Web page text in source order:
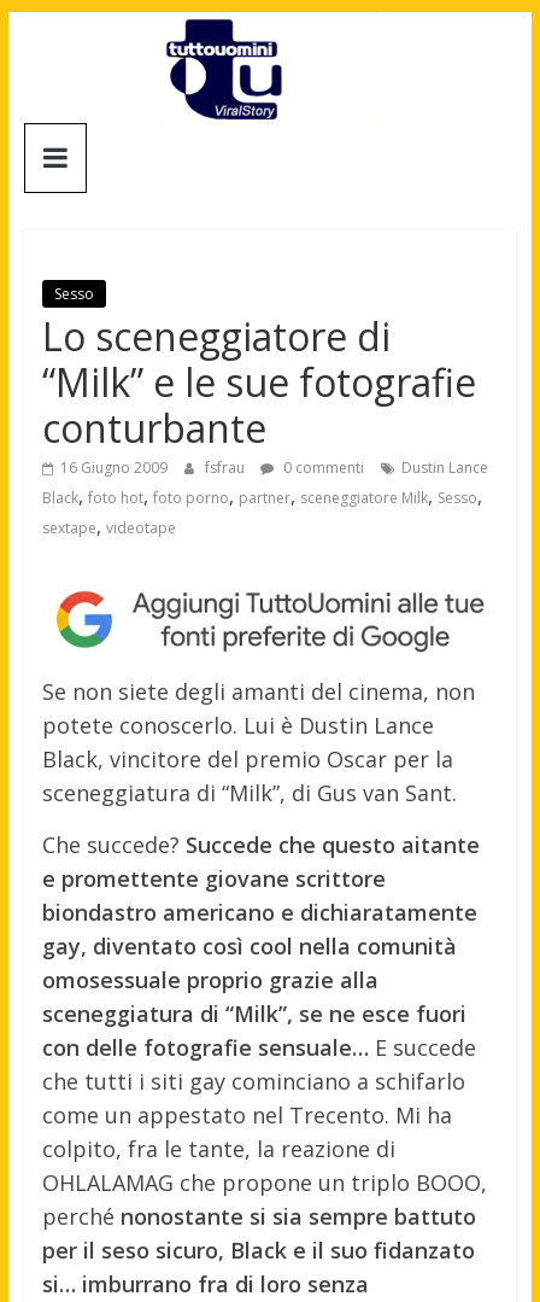
Tuttouomini
Motori,
gay
news
moda
maschile
Sesso
Lo sceneggiatore di
“Milk” e le sue fotografie
conturbante
16 Giugno 2009 fsfrau 0 commenti
Dustin Lance
Black, foto hot, foto porno, partner, sceneggiatore Milk, Sesso,
sextape, videotape
Se non siete degli amanti del cinema, non
potete conoscerlo. Lui è Dustin Lance
Black, vincitore del premio Oscar per la
sceneggiatura di “Milk”, di Gus van Sant.
Che succede? Succede che questo aitante
e promettente giovane scrittore
biondastro americano e dichiaratamente
gay, diventato così cool nella comunità
omosessuale proprio grazie alla
sceneggiatura di “Milk”, se ne esce fuori
con delle fotografie sensuale… E succede
che tutti i siti gay cominciano a schifarlo
come un appestato nel Trecento. Mi ha
colpito, fra le tante, la reazione di
OHLALAMAG che propone un triplo BOOO,
perché nonostante si sia sempre battuto
per il seso sicuro, Black e il suo fidanzato
si… imburrano fra di loro senza